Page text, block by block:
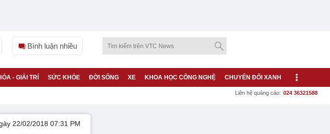
Bình luận nhiều
- GIẢI TRÍ SỨC KHỎE ĐỜI SỐNG XE KHOA HỌC CÔNG NGHỆ CHUYỂN ĐỔI XANH
Liên hệ quảng cáo: 024 36321588
22/02/2018 07:31 PM